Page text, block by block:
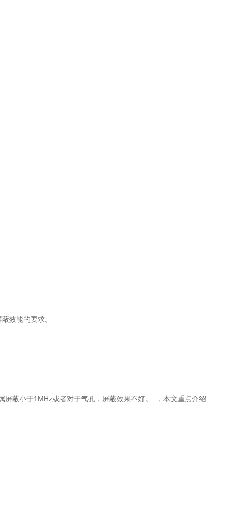
效能的要求。
蔽小于1MHz或者对于气孔，屏蔽效果不好。 ，本文重点介绍